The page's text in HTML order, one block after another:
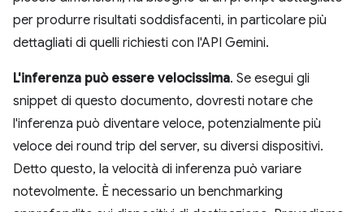
per produrre risultati soddisfacenti, in particolare più
dettagliati di quelli richiesti con l'API Gemini.
L'inferenza può essere velocissima. Se esegui gli
snippet di questo documento, dovresti notare che
l'inferenza può diventare veloce, potenzialmente più
veloce dei round trip del server, su diversi dispositivi.
Detto questo, la velocità di inferenza può variare
notevolmente. È necessario un benchmarking